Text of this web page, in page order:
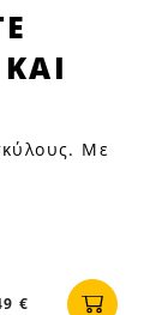
Με
€